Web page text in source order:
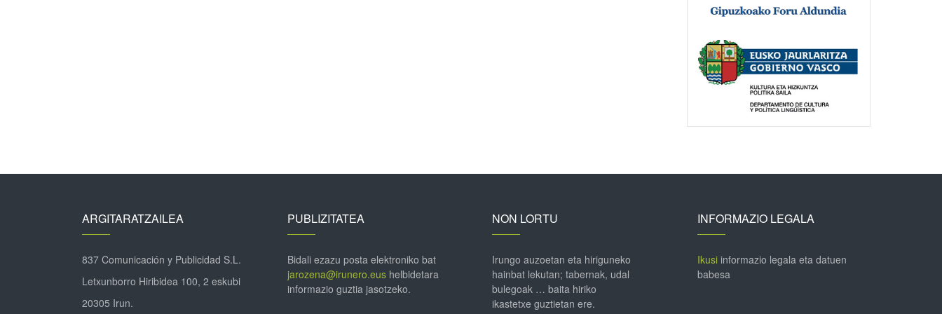
ARGITARATZAILEA
837 Comunicación y Publicidad S.L.
Letxunborro Hiribidea 100, 2 eskubi
20305 Irun.
PUBLIZITATEA
Bidali ezazu posta elektroniko bat
jarozena@irunero.eushelbidetara
informazio guztia jasotzeko.
NON LORTU
Irungo auzoetan eta hiriguneko
hainbat lekutan; tabernak, udal
bulegoak … baita hiriko
ikastetxe guztietan ere.
INFORMAZIO LEGALA
Ikusiinformazio legala eta datuen
babesa